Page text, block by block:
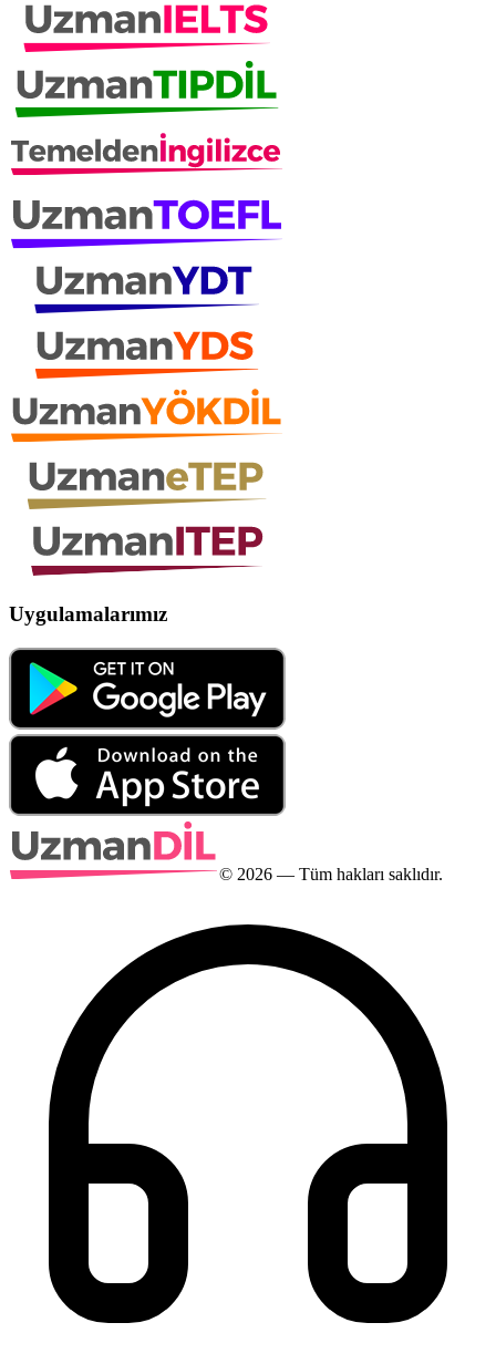
Uygulamalarımız
© 2026 — Tüm hakları saklıdır.